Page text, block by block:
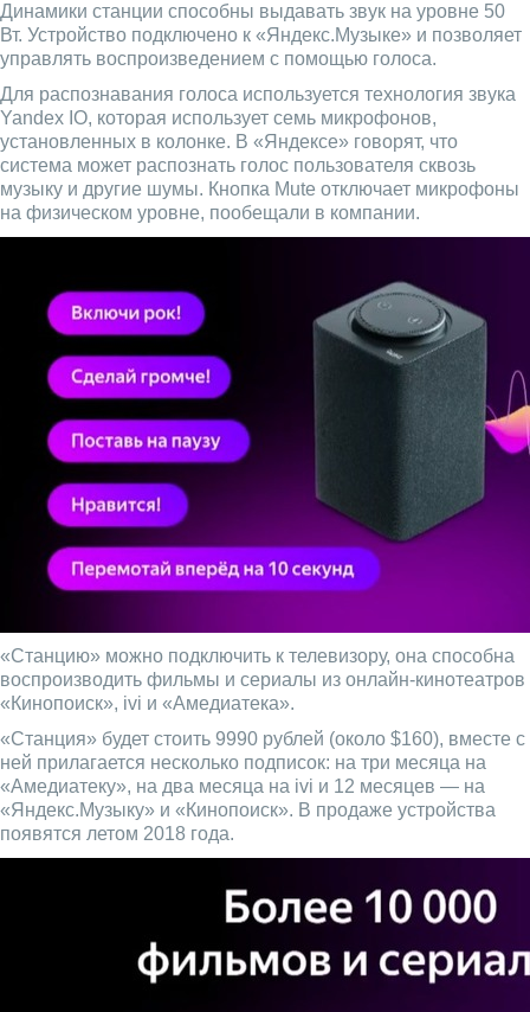
Динамики станции способны выдавать звук на уровне 50
Вт. Устройство подключено к «Яндекс.Музыке» и позволяет
управлять воспроизведением с помощью голоса.
Для распознавания голоса используется технология звука
Yandex IO, которая использует семь микрофонов,
установленных в колонке. В «Яндексе» говорят, что
система может распознать голос пользователя сквозь
музыку и другие шумы. Кнопка Mute отключает микрофоны
на физическом уровне, пообещали в компании.
«Станцию» можно подключить к телевизору, она способна
воспроизводить фильмы и сериалы из онлайн-кинотеатров
«Кинопоиск», ivi и «Амедиатека».
«Станция» будет стоить 9990 рублей (около $160), вместе с
ней прилагается несколько подписок: на три месяца на
«Амедиатеку», на два месяца на ivi и 12 месяцев — на
«Яндекс.Музыку» и «Кинопоиск». В продаже устройства
появятся летом 2018 года.